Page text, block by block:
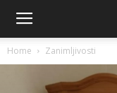
Home Zanimljivosti